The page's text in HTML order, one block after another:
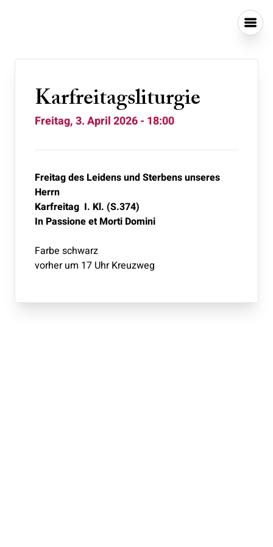
Karfreitagsliturgie
Freitag, 3. April 2026 - 18:00
Freitag des Leidens und Sterbens unseres
Herrn
Karfreitag I. Kl. (S.374)
In Passione et Morti Domini
Farbe schwarz
vorher um 17 Uhr Kreuzweg